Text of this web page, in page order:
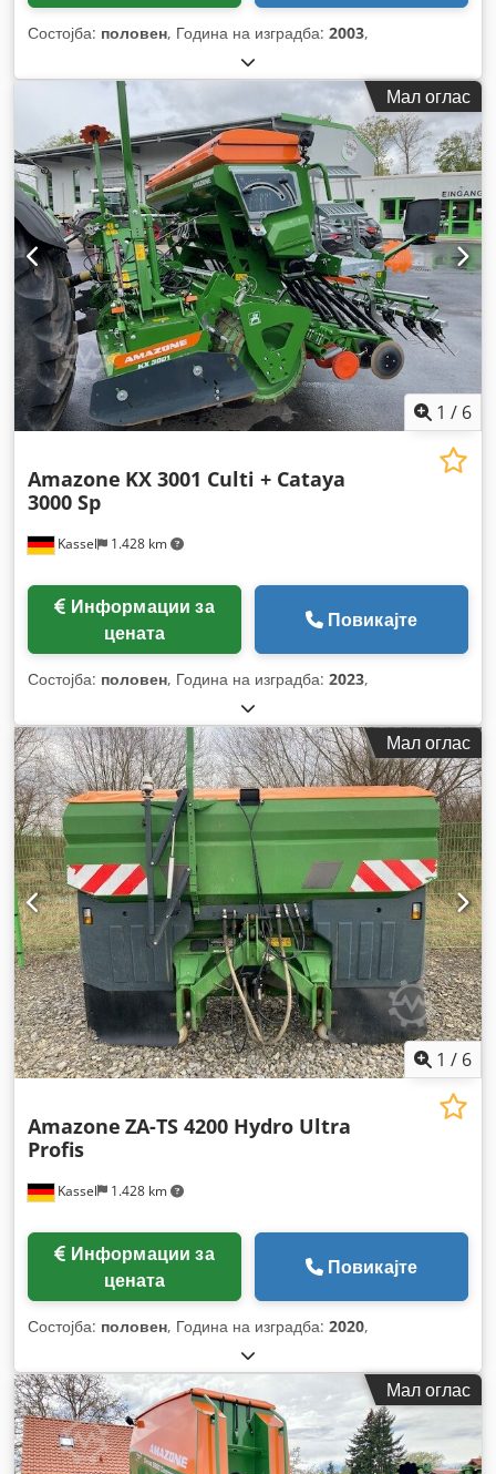
Состојба: половен, Година на изградба: 2003,
Мал оглас
1 / 6
Kassel 1.428 km
Amazone KX 3001 Culti + Cataya
3000 Sp
цената
Повикајте
Состојба: половен, Година на изградба: 2023,
Мал оглас
1 / 6
Kassel 1.428 km
Amazone ZA-TS 4200 Hydro Ultra
Profis
цената
Повикајте
Состојба: половен, Година на изградба: 2020,
Мал оглас